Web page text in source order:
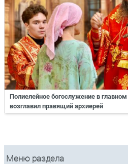
Полиелейное богослужение в
возглавил правящий архиерей
Меню раздела